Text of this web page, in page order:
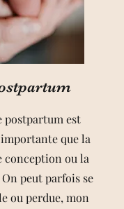
postpartum est
que la
conception ou la
On peut parfois se
ou perdue, mon